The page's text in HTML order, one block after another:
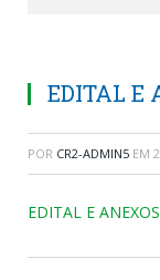
EDITAL E
POR CR2-ADMIN5 EM
EDITAL E